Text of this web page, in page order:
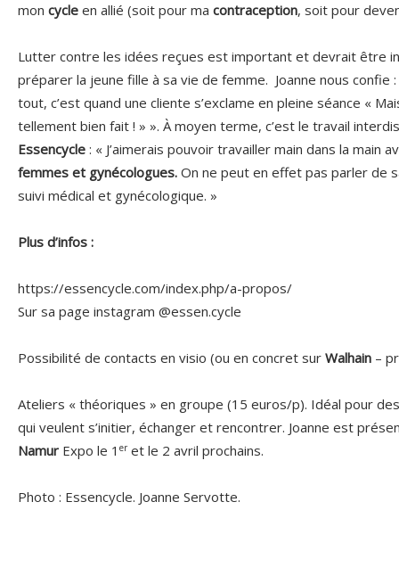
mon cycle en allié (soit pour ma contraception, soit pour
Lutter contre les idées reçues est important et devrait être
préparer la jeune fille à sa vie de femme. Joanne nous confie
tout, c’est quand une cliente s’exclame en pleine séance «
tellement bien fait ! » ». À moyen terme, c’est le travail
Essencycle : « J’aimerais pouvoir travailler main dans la main
femmes et gynécologues. On ne peut en effet pas parler de
suivi médical et gynécologique. »
Plus d’infos :
https://essencycle.com/index.php/a-propos/
Sur sa page instagram @essen.cycle
Possibilité de contacts en visio (ou en concret sur Walhain –
Ateliers « théoriques » en groupe (15 euros/p). Idéal pour
qui veulent s’initier, échanger et rencontrer. Joanne est
Namur Expo le 1 er et le 2 avril prochains.
Photo : Essencycle. Joanne Servotte.